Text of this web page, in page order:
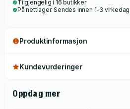
skal møte livet for fulle seil og med
Tilgjengelig i 16 butikker
På nettlager. Sendes innen 1-3
Produktinformasjon
Kundevurderinger
Oppdag mer